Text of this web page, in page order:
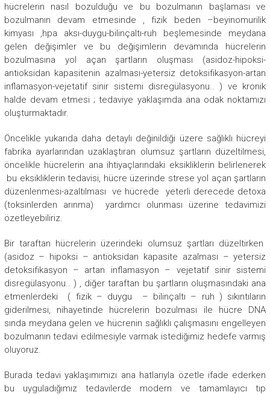
hücrelerin nasıl bozulduğu ve bu bozulmanın başlaması ve
bozulmanın devam etmesinde , fizik beden –beyinomurilik
kimyası ,hpa aksı-duygu-bilinçaltı-ruh beşlemesinde meydana
gelen değişimler ve bu değişimlerin devamında hücrelerin
bozulmasına yol açan şartların oluşması (asidoz-hipoksi-
antioksidan kapasitenin azalması-yetersiz detoksifikasyon-artan
inflamasyon-vejetatif sinir sistemi disregülasyonu.. ) ve kronik
halde devam etmesi ; tedaviye yaklaşımda ana odak noktamızı
oluşturmaktadır.
Öncelikle yukarıda daha detaylı değinildiği üzere sağlıklı hücreyi
fabrika ayarlarından uzaklaştıran olumsuz şartların düzeltilmesi,
öncelikle hücrelerin ana ihtiyaçlarındaki eksikliklerin belirlenerek
bu eksikliklerin tedavisi, hücre üzerinde strese yol açan şartların
düzenlenmesi-azaltılması ve hücrede yeterli derecede detoxa
(toksinlerden arınma) yardımcı olunması üzerine tedavimizi
özetleyebiliriz.
Bir taraftan hücrelerin üzerindeki olumsuz şartları düzeltirken
(asidoz – hipoksi – antioksidan kapasite azalması – yetersiz
detoksifikasyon – artan inflamasyon – vejetatif sinir sistemi
disregülasyonu.. ) , diğer taraftan bu şartların oluşmasındaki ana
etmenlerdeki ( fizik – duygu – bilinçaltı – ruh ) sıkıntıların
giderilmesi, nihayetinde hücrelerin bozulması ile hücre DNA
sında meydana gelen ve hücrenin sağlıklı çalışmasını engelleyen
bozulmanın tedavi edilmesiyle varmak istediğimiz hedefe varmış
oluyoruz.
Burada tedavi yaklaşımımızı ana hatlarıyla özetle ifade ederken
bu uyguladığımız tedavilerde modern ve tamamlayıcı tıp